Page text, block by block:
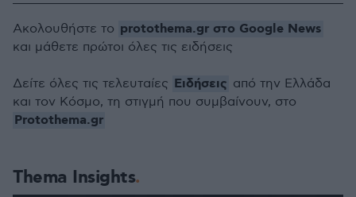
Thema Insights
Ακολουθήστε το protothema.gr στο Google News
και μάθετε πρώτοι όλες τις ειδήσεις
Δείτε όλες τις τελευταίες Ειδήσεις από την Ελλάδα
και τον Κόσμο, τη στιγμή που συμβαίνουν, στο
Protothema.gr